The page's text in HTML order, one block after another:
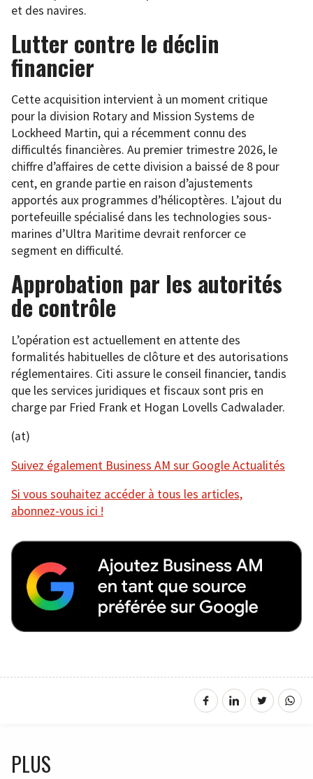
et des navires.
Lutter contre le déclin
financier
Cette acquisition intervient à un moment critique
pour la division Rotary and Mission Systems de
Lockheed Martin, qui a récemment connu des
difficultés financières. Au premier trimestre 2026, le
chiffre d’affaires de cette division a baissé de 8 pour
cent, en grande partie en raison d’ajustements
apportés aux programmes d’hélicoptères. L’ajout du
portefeuille spécialisé dans les technologies sous-
marines d’Ultra Maritime devrait renforcer ce
segment en difficulté.
Approbation par les autorités
de contrôle
L’opération est actuellement en attente des
formalités habituelles de clôture et des autorisations
réglementaires. Citi assure le conseil financier, tandis
que les services juridiques et fiscaux sont pris en
charge par Fried Frank et Hogan Lovells Cadwalader.
(at)
Suivez également Business AM sur Google Actualités
Si vous souhaitez accéder à tous les articles,
abonnez-vous ici !
PLUS